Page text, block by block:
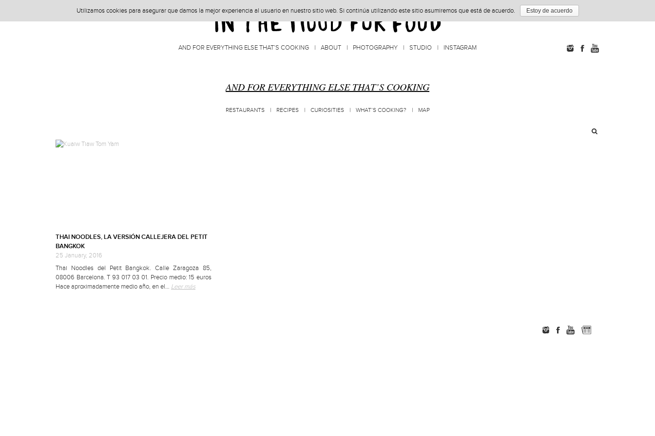
AND FOR EVERYTHING ELSE THAT’S COOKING ABOUT PHOTOGRAPHY STUDIO INSTAGRAM
AND FOR EVERYTHING ELSE THAT’S COOKING
RESTAURANTS RECIPES CURIOSITIES WHAT’S COOKING? MAP
THAI NOODLES, LA VERSIÓN CALLEJERA DEL PETIT
BANGKOK
25 January, 2016
Thai Noodles del Petit Bangkok. Calle Zaragoza 85,
08006 Barcelona. T 93 017 03 01. Precio medio: 15 euros
Hace aproximadamente medio año, en el… Leer más
Utilizamos cookies para asegurar que damos la mejor experiencia al usuario en nuestro sitio web. Si continúa utilizando este sitio asumiremos que está de acuerdo. Estoy de acuerdo